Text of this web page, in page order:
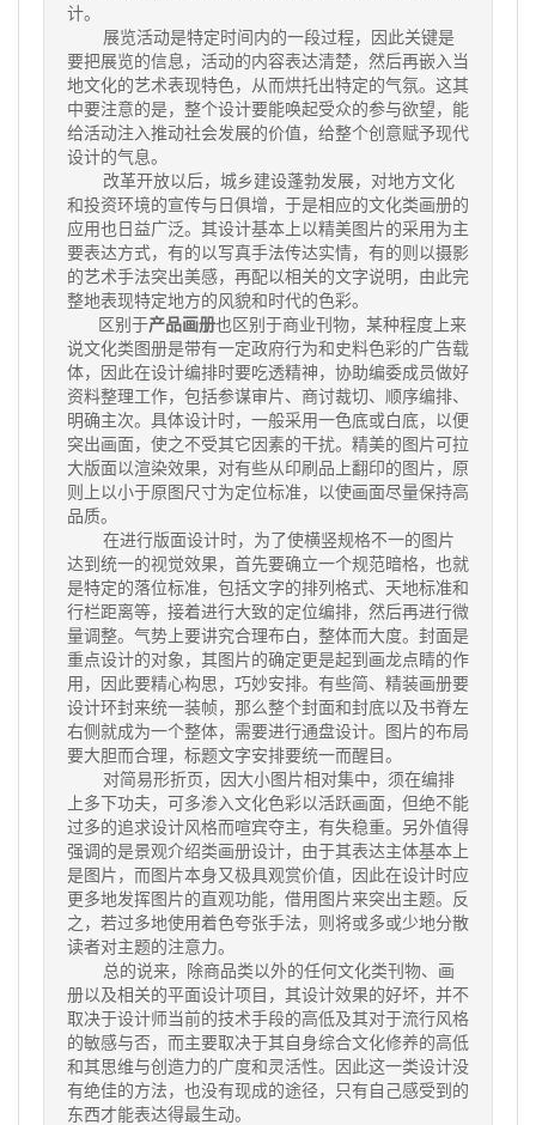
计。
展览活动是特定时间内的一段过程，因此关键是
要把展览的信息，活动的内容表达清楚，然后再嵌入当
地文化的艺术表现特色，从而烘托出特定的气氛。这其
中要注意的是，整个设计要能唤起受众的参与欲望，能
给活动注入推动社会发展的价值，给整个创意赋予现代
设计的气息。
改革开放以后，城乡建设蓬勃发展，对地方文化
和投资环境的宣传与日俱增，于是相应的文化类画册的
应用也日益广泛。其设计基本上以精美图片的采用为主
要表达方式，有的以写真手法传达实情，有的则以摄影
的艺术手法突出美感，再配以相关的文字说明，由此完
整地表现特定地方的风貌和时代的色彩。
区别于产品画册也区别于商业刊物，某种程度上来
说文化类图册是带有一定政府行为和史料色彩的广告载
体，因此在设计编排时要吃透精神，协助编委成员做好
资料整理工作，包括参谋审片、商讨裁切、顺序编排、
明确主次。具体设计时，一般采用一色底或白底，以便
突出画面，使之不受其它因素的干扰。精美的图片可拉
大版面以渲染效果，对有些从印刷品上翻印的图片，原
则上以小于原图尺寸为定位标准，以使画面尽量保持高
品质。
在进行版面设计时，为了使横竖规格不一的图片
达到统一的视觉效果，首先要确立一个规范暗格，也就
是特定的落位标准，包括文字的排列格式、天地标准和
行栏距离等，接着进行大致的定位编排，然后再进行微
量调整。气势上要讲究合理布白，整体而大度。封面是
重点设计的对象，其图片的确定更是起到画龙点睛的作
用，因此要精心构思，巧妙安排。有些简、精装画册要
设计环封来统一装帧，那么整个封面和封底以及书脊左
右侧就成为一个整体，需要进行通盘设计。图片的布局
要大胆而合理，标题文字安排要统一而醒目。
对简易形折页，因大小图片相对集中，须在编排
上多下功夫，可多渗入文化色彩以活跃画面，但绝不能
过多的追求设计风格而喧宾夺主，有失稳重。另外值得
强调的是景观介绍类画册设计，由于其表达主体基本上
是图片，而图片本身又极具观赏价值，因此在设计时应
更多地发挥图片的直观功能，借用图片来突出主题。反
之，若过多地使用着色夸张手法，则将或多或少地分散
读者对主题的注意力。
总的说来，除商品类以外的任何文化类刊物、画
册以及相关的平面设计项目，其设计效果的好坏，并不
取决于设计师当前的技术手段的高低及其对于流行风格
的敏感与否，而主要取决于其自身综合文化修养的高低
和其思维与创造力的广度和灵活性。因此这一类设计没
有绝佳的方法，也没有现成的途径，只有自己感受到的
东西才能表达得最生动。